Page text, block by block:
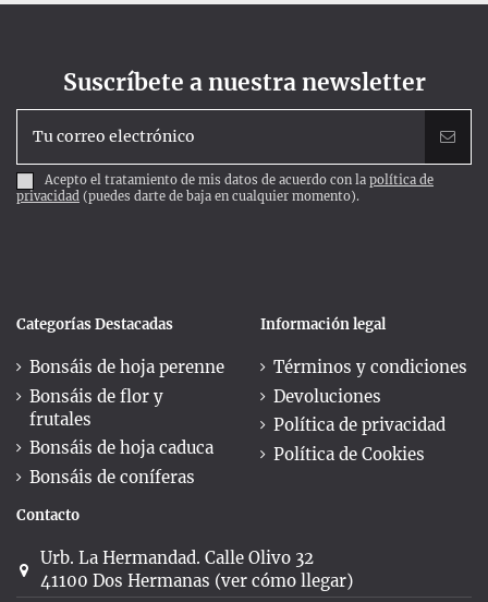
Suscríbete a nuestra newsletter
Acepto el tratamiento de mis datos de acuerdo con la política de
privacidad (puedes darte de baja en cualquier momento).
Categorías Destacadas
Bonsáis de hoja perenne
Bonsáis de flor y
frutales
Bonsáis de hoja caduca
Bonsáis de coníferas
Información legal
Términos y condiciones
Devoluciones
Política de privacidad
Política de Cookies
Contacto
Urb. La Hermandad. Calle Olivo 32
41100 Dos Hermanas (ver cómo llegar)